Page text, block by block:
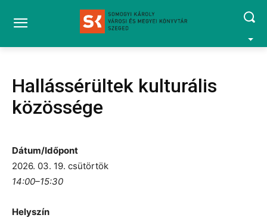
Hallássérültek kulturális
közössége
Dátum/Időpont
2026. 03. 19. csütörtök
14:00–15:30
Helyszín